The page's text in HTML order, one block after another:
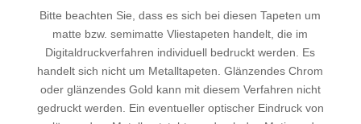
Bitte beachten Sie, dass es sich bei diesen Tapeten um
matte bzw. semimatte Vliestapeten handelt, die im
Digitaldruckverfahren individuell bedruckt werden. Es
handelt sich nicht um Metalltapeten. Glänzendes Chrom
oder glänzendes Gold kann mit diesem Verfahren nicht
gedruckt werden. Ein eventueller optischer Eindruck von